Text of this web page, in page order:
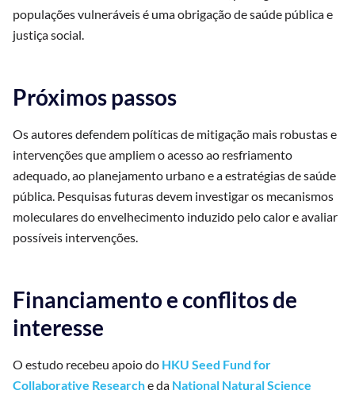
populações vulneráveis é uma obrigação de saúde pública e
justiça social.
Próximos passos
Os autores defendem políticas de mitigação mais robustas e
intervenções que ampliem o acesso ao resfriamento
adequado, ao planejamento urbano e a estratégias de saúde
pública. Pesquisas futuras devem investigar os mecanismos
moleculares do envelhecimento induzido pelo calor e avaliar
possíveis intervenções.
Financiamento e conflitos de
interesse
O estudo recebeu apoio do HKU Seed Fund for
Collaborative Researche da National Natural Science